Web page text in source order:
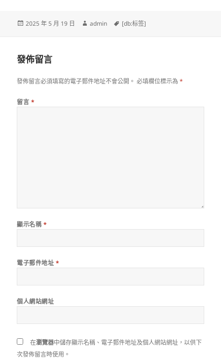
發
2025 年 5 月 19 日
作
admin
標
[db:标签]
發佈留言
發佈留言必須填寫的電子郵件地址不會公開。 必填欄位標示為*
留言 *
顯示名稱 *
電子郵件地址 *
個人網站網址
在瀏覽器中儲存顯示名稱、電子郵件地址及個人網站網址，以供下
次發佈留言時使用。